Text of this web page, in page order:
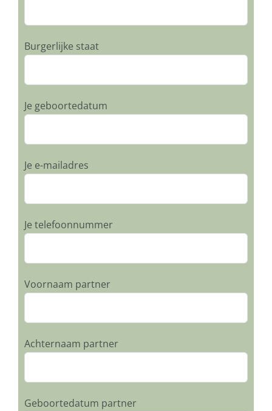
Burgerlijke staat
Je geboortedatum
Je e-mailadres
Je telefoonnummer
Voornaam partner
Achternaam partner
Geboortedatum partner